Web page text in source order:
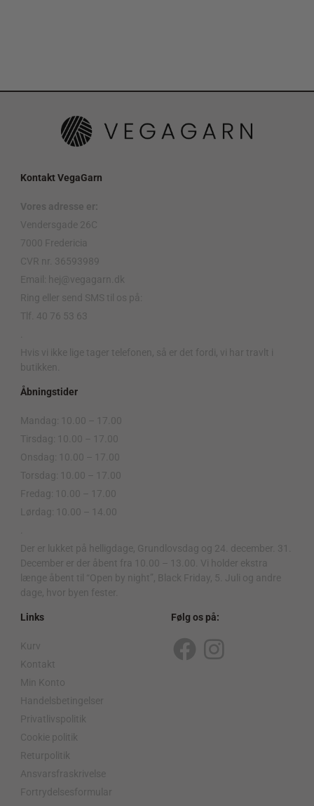
Kontakt VegaGarn
Vores adresse er:
Vendersgade 26C
7000 Fredericia
CVR nr. 36593989
Email: hej@vegagarn.dk
Ring eller send SMS til os på:
Tlf. 40 76 53 63
Hvis vi ikke lige tager telefonen, så er det fordi, vi har travlt i
butikken.
Åbningstider
Mandag: 10.00 – 17.00
Tirsdag: 10.00 – 17.00
Onsdag: 10.00 – 17.00
Torsdag: 10.00 – 17.00
Fredag: 10.00 – 17.00
Lørdag: 10.00 – 14.00
Der er lukket på helligdage, Grundlovsdag og 24. december. 31.
December er der åbent fra 10.00 – 13.00. Vi holder ekstra
længe åbent til “Open by night”, Black Friday, 5. Juli og andre
dage, hvor byen fester.
Links
Kurv
Kontakt
Min Konto
Handelsbetingelser
Privatlivspolitik
Cookie politik
Returpolitik
Ansvarsfraskrivelse
Fortrydelsesformular
Følg os på:
F
I